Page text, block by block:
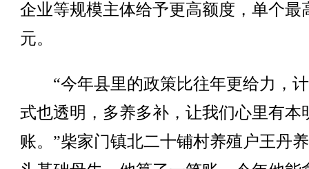
企业等规模主体给予更高额度，单个最
元。
“今年县里的政策比往年更给力，
式也透明，多养多补，让我们心里有本
账。”柴家门镇北二十铺村养殖户王丹